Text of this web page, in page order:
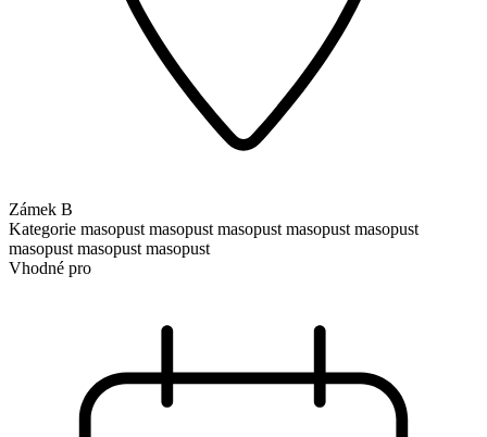
Zámek B
Kategorie masopust masopust masopust masopust masopust
masopust masopust masopust
Vhodné pro